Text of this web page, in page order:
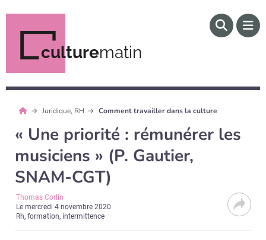
culturematin
Juridique, RH Comment travailler dans la culture
« Une priorité : rémunérer les
musiciens » (P. Gautier,
SNAM-CGT)
Thomas Corlin
Lemercredi 4 novembre 2020
Rh, formation, intermittence